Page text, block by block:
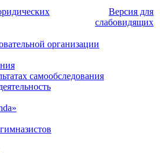
Версия для
слабовидящих
организации
самообследования